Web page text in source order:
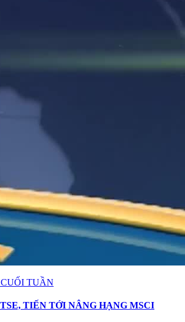
TUẦN
TIẾN TỚI NÂNG HẠNG MSCI